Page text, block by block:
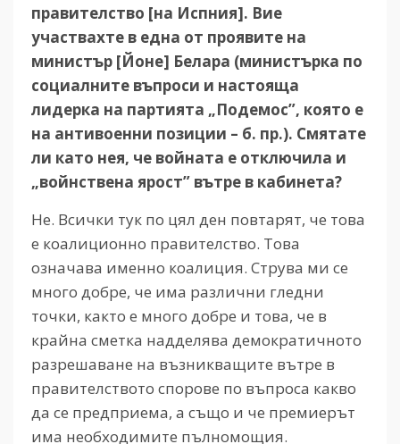
правителство [на Испния]. Вие
участвахте в една от проявите на
министър [Йоне] Белара (министърка по
социалните въпроси и настояща
лидерка на партията „Подемос”, която е
на антивоенни позиции – б. пр.). Смятате
ли като нея, че войната е отключила и
„войнствена ярост” вътре в кабинета?
Не. Всички тук по цял ден повтарят, че това
е коалиционно правителство. Това
означава именно коалиция. Струва ми се
много добре, че има различни гледни
точки, както е много добре и това, че в
крайна сметка надделява демократичното
разрешаване на възникващите вътре в
правителството спорове по въпроса какво
да се предприема, а също и че премиерът
има необходимите пълномощия.